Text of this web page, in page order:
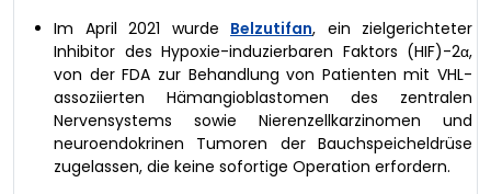
Im April 2021 wurde Belzutifan, ein zielgerichteter
Inhibitor des Hypoxie-induzierbaren Faktors (HIF)-2α,
von der FDA zur Behandlung von Patienten mit VHL-
assoziierten Hämangioblastomen des zentralen
Nervensystems sowie Nierenzellkarzinomen und
neuroendokrinen Tumoren der Bauchspeicheldrüse
zugelassen, die keine sofortige Operation erfordern.